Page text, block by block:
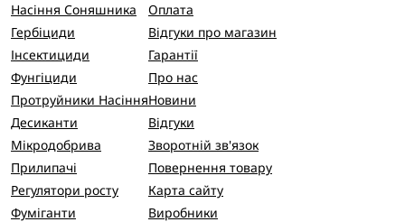
Насіння Соняшника
Гербіциди
Інсектициди
Фунгіциди
Протруйники Насіння
Десиканти
Мікродобрива
Прилипачі
Регулятори росту
Фуміганти
Оплата
Відгуки про магазин
Гарантії
Про нас
Новини
Відгуки
Зворотній зв'язок
Повернення товару
Карта сайту
Виробники